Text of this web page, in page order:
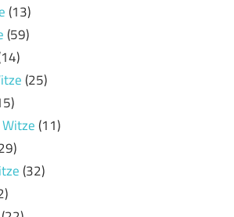
(13)
(59)
(25)
(11)
(32)